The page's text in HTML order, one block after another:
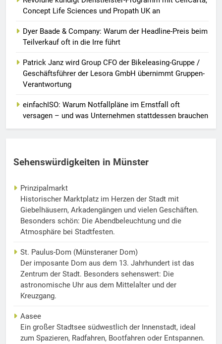
Concept Life Sciences und Propath UK an
Dyer Baade & Company: Warum der Headline-Preis beim
Teilverkauf oft in die Irre führt
Patrick Janz wird Group CFO der Bikeleasing-Gruppe /
Geschäftsführer der Lesora GmbH übernimmt Gruppen-
Verantwortung
einfachISO: Warum Notfallpläne im Ernstfall oft
versagen – und was Unternehmen stattdessen brauchen
Sehenswürdigkeiten in Münster
Prinzipalmarkt
Historischer Marktplatz im Herzen der Stadt mit
Giebelhäusern, Arkadengängen und vielen Geschäften.
Besonders schön: Die Abendbeleuchtung und die
Atmosphäre bei Stadtfesten.
St. Paulus-Dom (Münsteraner Dom)
Der imposante Dom aus dem 13. Jahrhundert ist das
Zentrum der Stadt. Besonders sehenswert: Die
astronomische Uhr aus dem Mittelalter und der
Kreuzgang.
Aasee
Ein großer Stadtsee südwestlich der Innenstadt, ideal
zum Spazieren, Radfahren, Bootfahren oder Entspannen.